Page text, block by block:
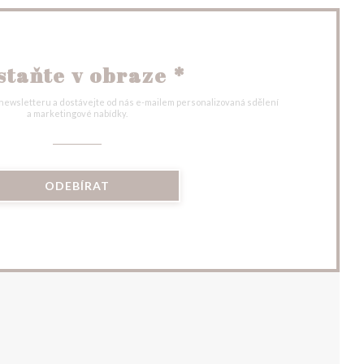
v obraze *
a dostávejte od nás e-mailem personalizovaná sdělení
a marketingové nabídky.
ODEBÍRAT
OKNĚ))